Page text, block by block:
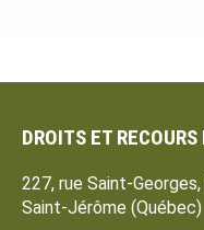
DROITS ET
227, rue Saint-
Saint-Jérôme